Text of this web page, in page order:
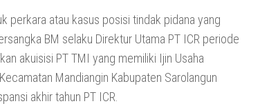
perkara atau kasus posisi tindak pidana yang
BM selaku Direktur Utama PT ICR periode
akuisisi PT TMI yang memiliki Ijin Usaha
Mandiangin Kabupaten Sarolangun
akhir tahun PT ICR.